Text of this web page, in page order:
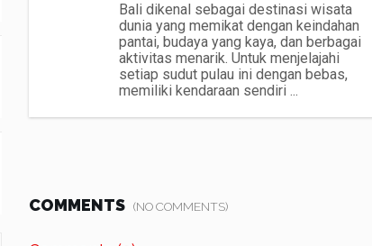
Bali dikenal sebagai destinasi wisata
dunia yang memikat dengan keindahan
pantai, budaya yang kaya, dan berbagai
aktivitas menarik. Untuk menjelajahi
setiap sudut pulau ini dengan bebas,
memiliki kendaraan sendiri ...
COMMENTS (NO COMMENTS)